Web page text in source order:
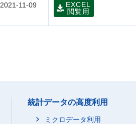
2021-11-09
EXCEL
閲覧用
統計データの高度利用
ミクロデータ利用